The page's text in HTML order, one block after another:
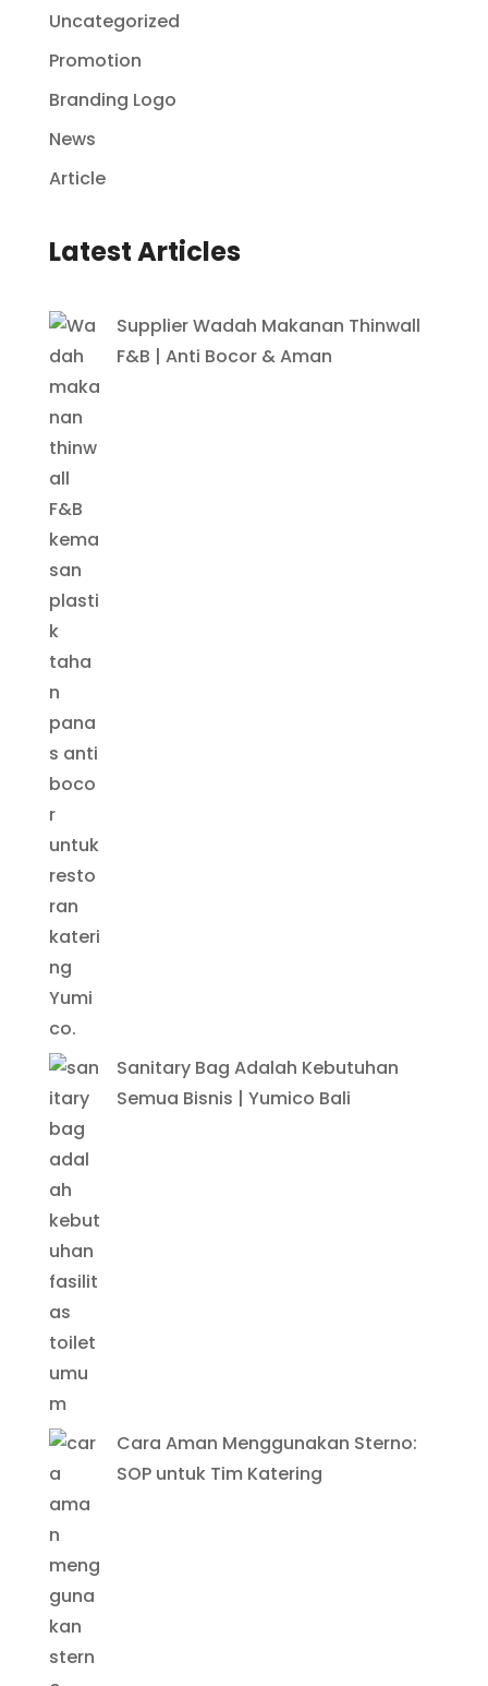
Uncategorized
Promotion
Branding Logo
News
Article
Latest Articles
Supplier Wadah Makanan Thinwall
F&B | Anti Bocor & Aman
Sanitary Bag Adalah Kebutuhan
Semua Bisnis | Yumico Bali
Cara Aman Menggunakan Sterno:
SOP untuk Tim Katering